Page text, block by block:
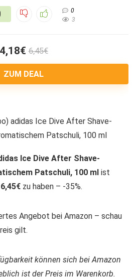
0
3
4,18€ 6,45€
ZUM DEAL
Ice Dive After Shave-
Patschuli, 100 ml ist
zu haben – -35%.
Angebot bei Amazon – schau
gilt.
können sich bei Amazon
ist der Preis im Warenkorb.